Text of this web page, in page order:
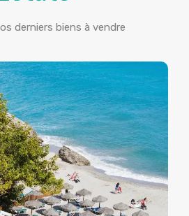
derniers biens à vendre